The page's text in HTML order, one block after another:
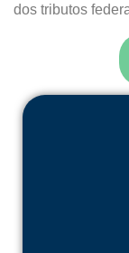
dos tributos